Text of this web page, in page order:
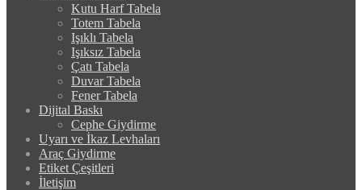
Kutu Harf Tabela
Totem Tabela
Işıklı Tabela
Işıksız Tabela
Çatı Tabela
Duvar Tabela
Fener Tabela
Dijital Baskı
Cephe Giydirme
Uyarı ve İkaz Levhaları
Araç Giydirme
Etiket Çeşitleri
İletişim